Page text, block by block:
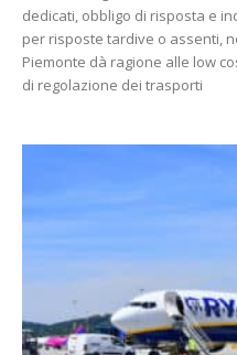
dedicati, obbligo di risposta e
per risposte tardive o assenti,
Piemonte dà ragione alle low
di regolazione dei trasporti